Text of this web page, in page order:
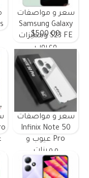
سعر و مواصفات
Samsung Galaxy
S23 FE ومميزات
وعيوب
$500.00
سعر و مواصفات
Infinix Note 50
Pro عيوب و
مميزات